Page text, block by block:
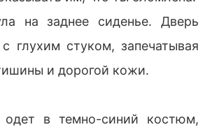
на заднее сиденье. Дверь
с глухим стуком, запечатывая
и дорогой кожи.
в темно-синий костюм,